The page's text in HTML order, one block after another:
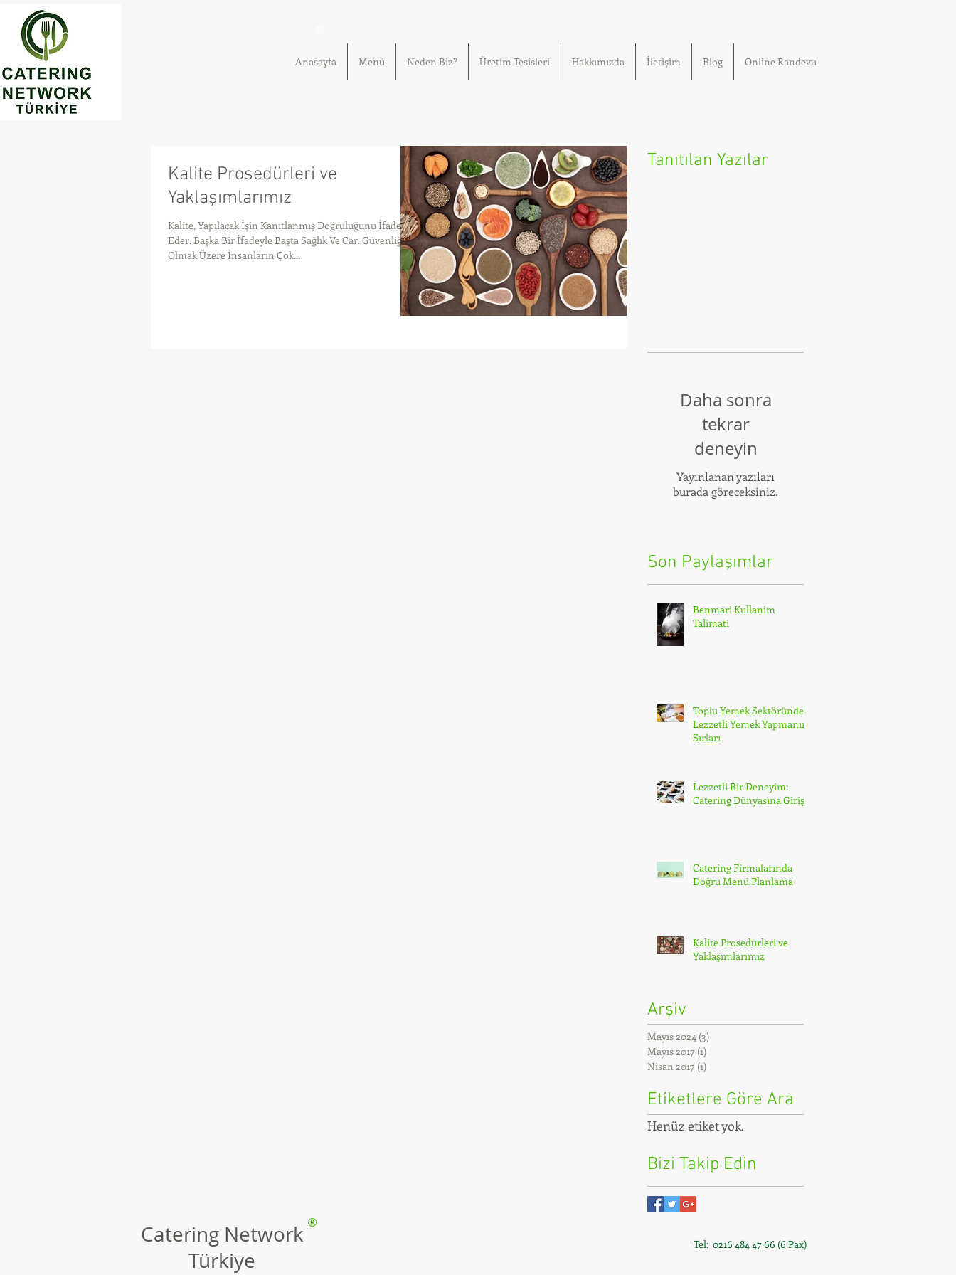
Anasayfa Menü Neden Biz? Üretim Tesisleri Hakkımızda İletişim Blog Online Randevu
Kalite Prosedürleri ve
Yaklaşımlarımız
Kalite, Yapılacak İşin Kanıtlanmış Doğruluğunu İfade
Eder. Başka Bir İfadeyle Başta Sağlık Ve Can Güvenliği
Olmak Üzere İnsanların Çok...
Tanıtılan Yazılar
Daha sonra
tekrar
deneyin
Yayınlanan yazıları
burada göreceksiniz.
Son Paylaşımlar
Benmari Kullanim
Talimati
Toplu Yemek Sektöründe
Lezzetli Yemek Yapmanın
Sırları
Lezzetli Bir Deneyim:
Catering Dünyasına Giriş
Catering Firmalarında
Doğru Menü Planlama
Kalite Prosedürleri ve
Yaklaşımlarımız
Arşiv
Mayıs 2024 (3)
Mayıs 2017 (1)
Nisan 2017 (1)
Etiketlere Göre Ara
Henüz etiket yok.
Bizi Takip Edin
Catering Network
Türkiye
®
Tel: 0216 484 47 66 (6 Pax)